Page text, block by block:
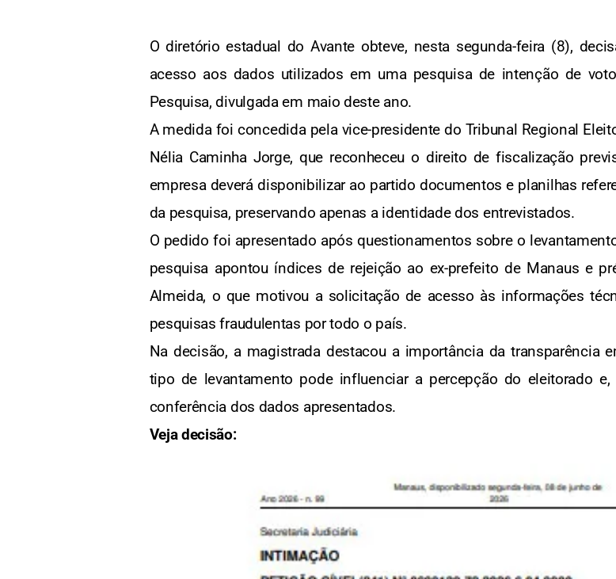
O diretório estadual do Avante obteve, nesta segunda-feira (8),
acesso aos dados utilizados em uma pesquisa de intenção de
Pesquisa, divulgada em maio deste ano.
A medida foi concedida pela vice-presidente do Tribunal Regional
Nélia Caminha Jorge, que reconheceu o direito de fiscalização
empresa deverá disponibilizar ao partido documentos e planilhas
da pesquisa, preservando apenas a identidade dos entrevistados.
O pedido foi apresentado após questionamentos sobre o
pesquisa apontou índices de rejeição ao ex-prefeito de Manaus e
Almeida, o que motivou a solicitação de acesso às informações
pesquisas fraudulentas por todo o país.
Na decisão, a magistrada destacou a importância da transparência
tipo de levantamento pode influenciar a percepção do eleitorado
conferência dos dados apresentados.
Veja decisão: